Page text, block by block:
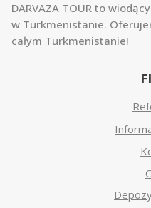
DARVAZA TOUR to
w Turkmenistanie.
całym Turkmenistanie!